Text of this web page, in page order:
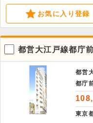
用トイレや個別空調、流し台
ルが立ち並び、物販やサービ
お気に入り登録
都営大江戸線都庁
階店舗物件。重飲
都営
都庁
東京